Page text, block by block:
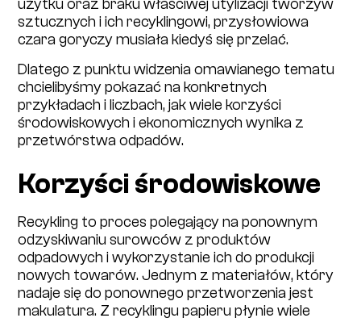
użytku oraz braku właściwej utylizacji tworzyw
sztucznych i ich recyklingowi, przysłowiowa
czara goryczy musiała kiedyś się przelać.
Dlatego z punktu widzenia omawianego tematu
chcielibyśmy pokazać na konkretnych
przykładach i liczbach, jak wiele korzyści
środowiskowych i ekonomicznych wynika z
przetwórstwa odpadów.
Korzyści środowiskowe
Recykling to proces polegający na ponownym
odzyskiwaniu surowców z produktów
odpadowych i wykorzystanie ich do produkcji
nowych towarów. Jednym z materiałów, który
nadaje się do ponownego przetworzenia jest
makulatura. Z recyklingu papieru płynie wiele